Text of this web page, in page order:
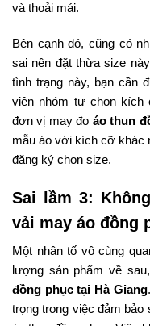
và thoải mái.
Bên cạnh đó, cũng có
sai nên đặt thừa size
tình trạng này, bạn cần
viên nhóm tự chọn
đơn vị may đo áo thun
mẫu áo với kích cỡ
đăng ký chọn size.
Sai lầm 3:
vải may áo đồng
Một nhân tố vô cùng
lượng sản phẩm về
đồng phục tại Hà Giang
trọng trong việc đảm bảo